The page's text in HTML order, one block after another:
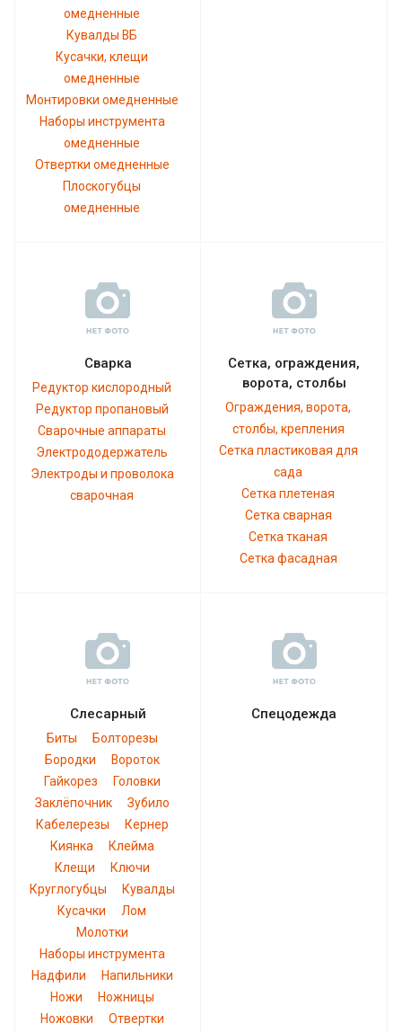
омедненные
Кувалды ВБ
Кусачки, клещи
омедненные
Монтировки омедненные
Наборы инструмента
омедненные
Отвертки омедненные
Плоскогубцы
омедненные
Сварка
Редуктор кислородный
Редуктор пропановый
Сварочные аппараты
Электрододержатель
Электроды и проволока
сварочная
Сетка, ограждения,
ворота, столбы
Ограждения, ворота,
столбы, крепления
Сетка пластиковая для
сада
Сетка плетеная
Сетка сварная
Сетка тканая
Сетка фасадная
Слесарный
Биты
Болторезы
Бородки
Вороток
Гайкорез
Головки
Заклёпочник
Зубило
Кабелерезы
Кернер
Киянка
Клейма
Клещи
Ключи
Круглогубцы
Кувалды
Кусачки
Лом
Молотки
Наборы инструмента
Надфили
Напильники
Ножи
Ножницы
Ножовки
Отвертки
Спецодежда